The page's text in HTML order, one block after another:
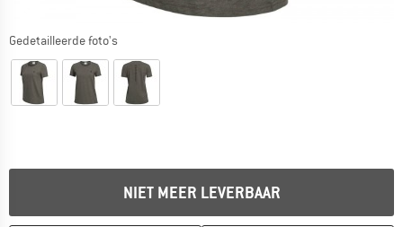
Gedetailleerde foto's
NIET MEER LEVERBAAR